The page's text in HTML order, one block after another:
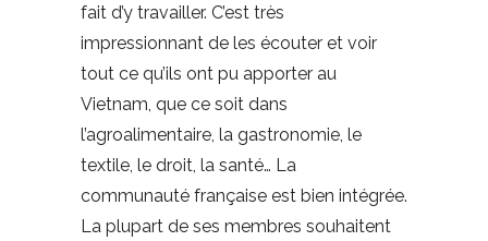
fait d’y travailler. C’est très
impressionnant de les écouter et voir
tout ce qu’ils ont pu apporter au
Vietnam, que ce soit dans
l’agroalimentaire, la gastronomie, le
textile, le droit, la santé… La
communauté française est bien intégrée.
La plupart de ses membres souhaitent